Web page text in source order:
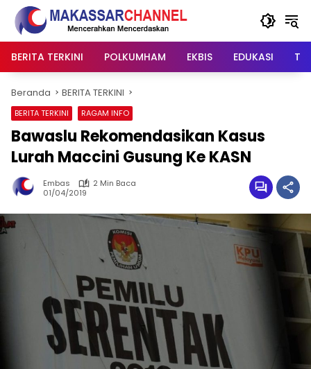
Langsung
konten
BERITA TERKINI
POLKUMHAM EKBIS EDUKASI
Beranda BERITA TERKINI
BERITA TERKINI RAGAM INFO
Bawaslu Rekomendasikan Kasus
Lurah Maccini Gusung Ke KASN
Embas
2 Min Baca
01/04/2019